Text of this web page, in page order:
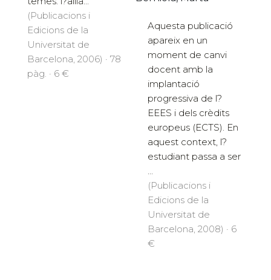
(Publicacions i
Edicions de la
Universitat de
Barcelona, 2006) · 78
pàg. · 6 €
Aquesta publicació
apareix en un
moment de canvi
docent amb la
implantació
progressiva de l?
EEES i dels crèdits
europeus (ECTS). En
aquest context, l?
estudiant passa a ser
...
(Publicacions i
Edicions de la
Universitat de
Barcelona, 2008) · 6
€